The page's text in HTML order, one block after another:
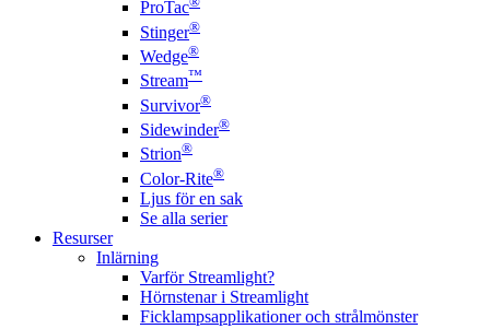
ProTac
Stinger®
Wedge®
Stream™
Survivor®
Sidewinder®
Strion®
Color-Rite®
Ljus för en sak
Se alla serier
Resurser
Inlärning
Varför Streamlight?
Hörnstenar i Streamlight
Ficklampsapplikationer och strålmönster